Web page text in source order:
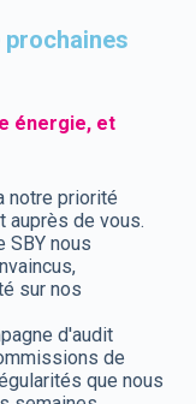
énergie, et
notre priorité
auprès de vous.
SBY nous
sur nos
d'audit
de
que nous